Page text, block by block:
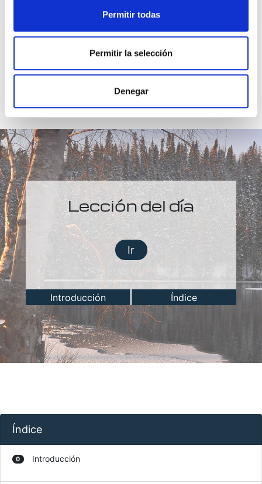
Permitir todas
Permitir la selección
Denegar
Lección del día
Ir
Introducción Índice
Índice
0 Introducción